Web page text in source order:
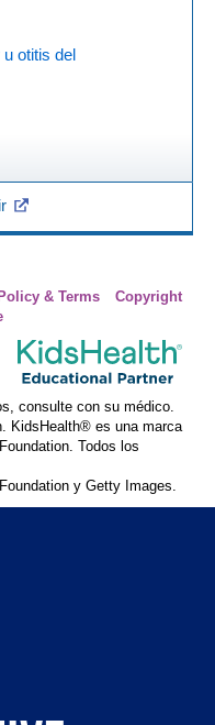
otitis del
& Terms
Copyright
consulte con su médico.
KidsHealth® es una marca
Todos los
y Getty Images.